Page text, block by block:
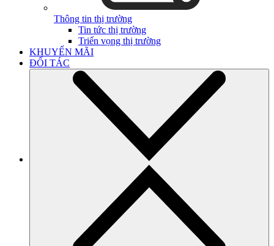
Thông tin thị trường
Tin tức thị trường
Triển vọng thị trường
KHUYẾN MÃI
ĐỐI TÁC